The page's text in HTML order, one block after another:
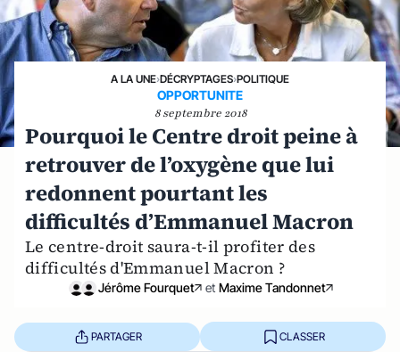
A LA UNE›DÉCRYPTAGES›POLITIQUE
OPPORTUNITE
8 septembre 2018
Pourquoi le Centre droit peine à
retrouver de l’oxygène que lui
redonnent pourtant les
difficultés d’Emmanuel Macron
Le centre-droit saura-t-il profiter des
difficultés d'Emmanuel Macron ?
Jérôme Fourquet et Maxime Tandonnet
PARTAGER CLASSER